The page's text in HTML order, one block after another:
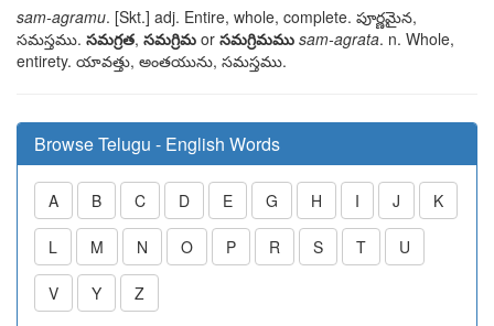
sam-agramu. [Skt.] adj. Entire, whole, complete. పూర్ణమైన,
సమస్తము. సమగ్రత, సమగ్రిమ or సమగ్రిమము sam-agrata. n. Whole,
entirety. యావత్తు, అంతయును, సమస్తము.
Browse Telugu - English Words
A B C D E G H I J K
L M N O P R S T U
V Y Z